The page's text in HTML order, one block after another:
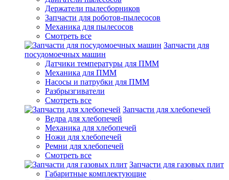
Держатели пылесборников
Запчасти для роботов-пылесосов
Механика для пылесосов
Смотреть все
Запчасти для
посудомоечных машин
Датчики температуры для ПММ
Механика для ПММ
Насосы и патрубки для ПММ
Разбрызгиватели
Смотреть все
Запчасти для хлебопечей
Ведра для хлебопечей
Механика для хлебопечей
Ножи для хлебопечей
Ремни для хлебопечей
Смотреть все
Запчасти для газовых плит
Габаритные комплектующие